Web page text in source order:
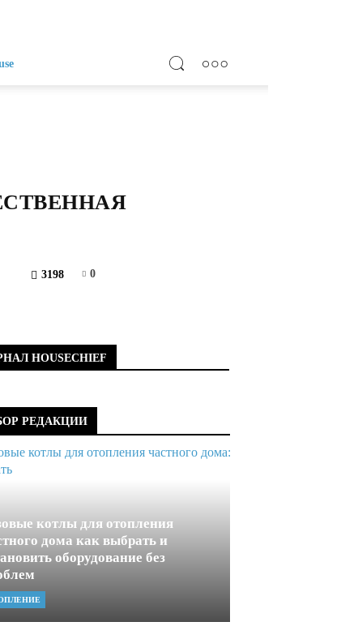
3198 0
HOUSECHIEF
РЕДАКЦИИ
котлы для отопления
дома как выбрать и
оборудование без